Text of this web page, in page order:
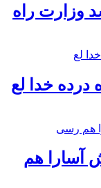
وزارت راه
خدا لع
آسارا هم